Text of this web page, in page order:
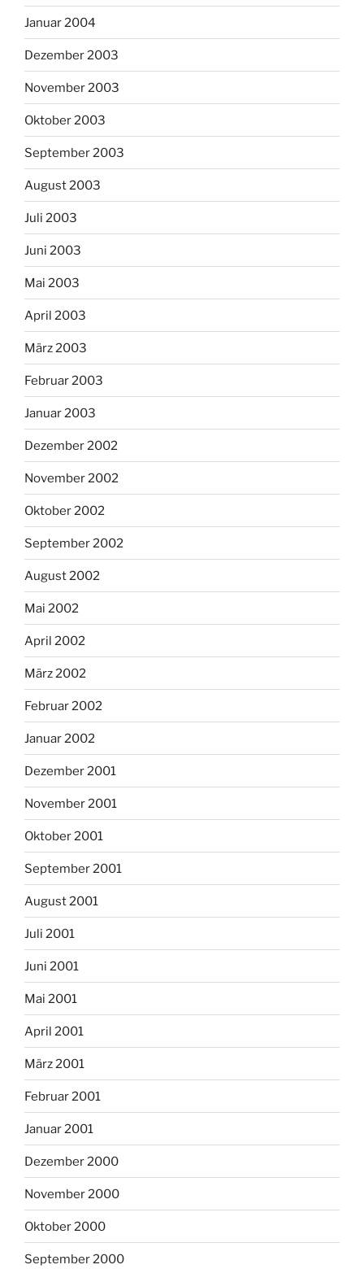
Januar 2004
Dezember 2003
November 2003
Oktober 2003
September 2003
August 2003
Juli 2003
Juni 2003
Mai 2003
April 2003
März 2003
Februar 2003
Januar 2003
Dezember 2002
November 2002
Oktober 2002
September 2002
August 2002
Mai 2002
April 2002
März 2002
Februar 2002
Januar 2002
Dezember 2001
November 2001
Oktober 2001
September 2001
August 2001
Juli 2001
Juni 2001
Mai 2001
April 2001
März 2001
Februar 2001
Januar 2001
Dezember 2000
November 2000
Oktober 2000
September 2000